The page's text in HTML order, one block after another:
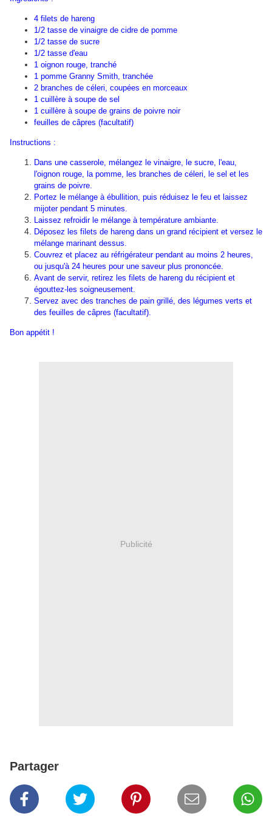
4 filets de hareng
1/2 tasse de vinaigre de cidre de pomme
1/2 tasse de sucre
1/2 tasse d'eau
1 oignon rouge, tranché
1 pomme Granny Smith, tranchée
2 branches de céleri, coupées en morceaux
1 cuillère à soupe de sel
1 cuillère à soupe de grains de poivre noir
feuilles de câpres (facultatif)
Instructions :
Dans une casserole, mélangez le vinaigre, le sucre, l'eau,
l'oignon rouge, la pomme, les branches de céleri, le sel et les
grains de poivre.
Portez le mélange à ébullition, puis réduisez le feu et laissez
mijoter pendant 5 minutes.
Laissez refroidir le mélange à température ambiante.
Déposez les filets de hareng dans un grand récipient et versez le
mélange marinant dessus.
Couvrez et placez au réfrigérateur pendant au moins 2 heures,
ou jusqu'à 24 heures pour une saveur plus prononcée.
Avant de servir, retirez les filets de hareng du récipient et
égouttez-les soigneusement.
Servez avec des tranches de pain grillé, des légumes verts et
des feuilles de câpres (facultatif).
Bon appétit !
Publicité
Partager